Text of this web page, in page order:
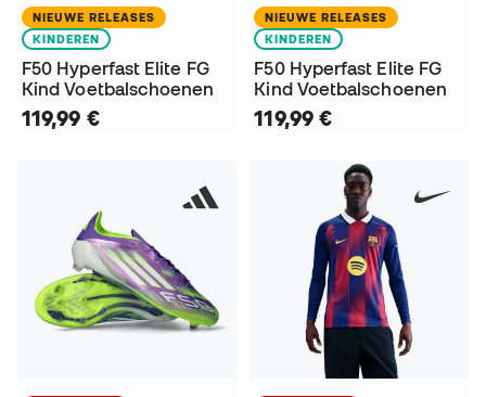
NIEUWE RELEASES
KINDEREN
F50 Hyperfast Elite FG
Kind Voetbalschoenen
119,99 €
NIEUWE RELEASES
KINDEREN
F50 Hyperfast Elite FG
Kind Voetbalschoenen
119,99 €